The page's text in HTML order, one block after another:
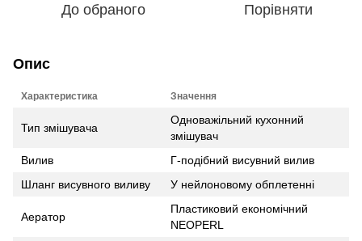
До обраного Порівняти
Опис
Характеристика Значення
Тип змішувача
Одноважільний кухонний
змішувач
Вилив
Г-подібний висувний вилив
Шланг висувного виливу
У нейлоновому обплетенні
Аератор
Пластиковий економічний
NEOPERL